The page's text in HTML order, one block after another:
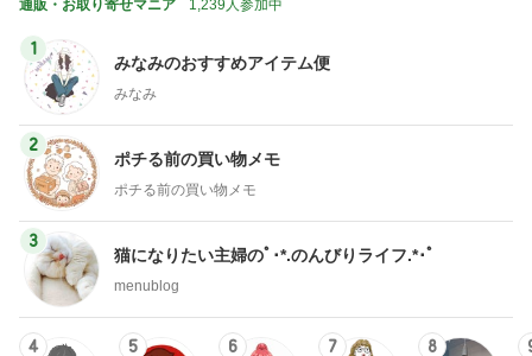
通販・お取り寄せマニア 1,239人参加中
1
みなみのおすすめアイテム便
みなみ
2
ポチる前の買い物メモ
ポチる前の買い物メモ
3
猫になりたい主婦のﾟ･*.のんびりライフ.*･ﾟ
menublog
4 5 6 7 8